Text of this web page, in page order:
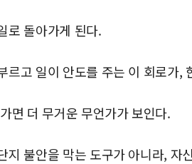
로 돌아가게 된다.
르고 일이 안도를 주는 이 회로가,
면 더 무거운 무언가가 보인다.
지 불안을 막는 도구가 아니라, 자